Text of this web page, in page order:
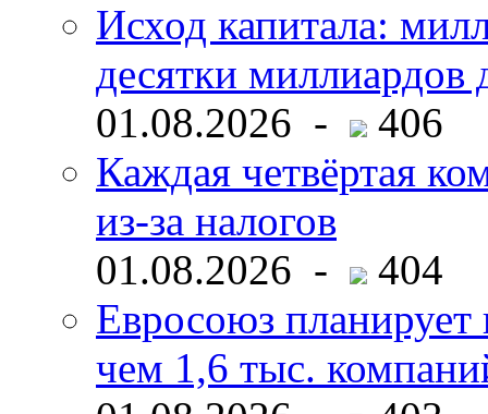
Исход капитала:
десятки миллиардов
01.08.2026 -
406
Каждая четвёртая
из-за налогов
01.08.2026 -
404
Евросоюз планирует
чем 1,6 тыс.